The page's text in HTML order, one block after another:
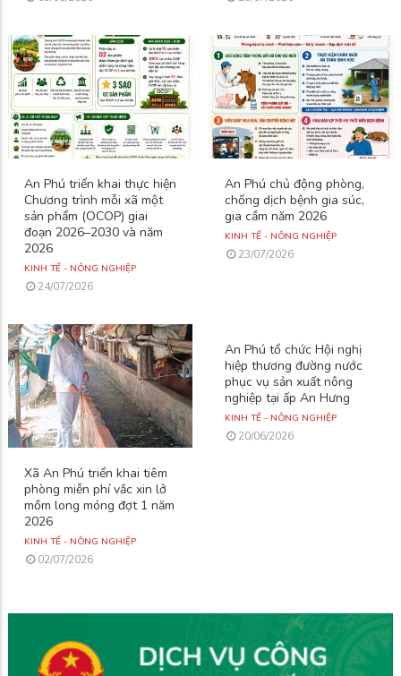
An Phú triển khai thực hiện
Chương trình mỗi xã một
sản phẩm (OCOP) giai
đoạn 2026–2030 và năm
2026
KINH TẾ - NÔNG NGHIỆP
24/07/2026
An Phú chủ động phòng,
chống dịch bệnh gia súc,
gia cầm năm 2026
KINH TẾ - NÔNG NGHIỆP
23/07/2026
Xã An Phú triển khai tiêm
phòng miễn phí vắc xin lở
mồm long móng đợt 1 năm
2026
KINH TẾ - NÔNG NGHIỆP
02/07/2026
An Phú tổ chức Hội nghị
hiệp thương đường nước
phục vụ sản xuất nông
nghiệp tại ấp An Hưng
KINH TẾ - NÔNG NGHIỆP
20/06/2026